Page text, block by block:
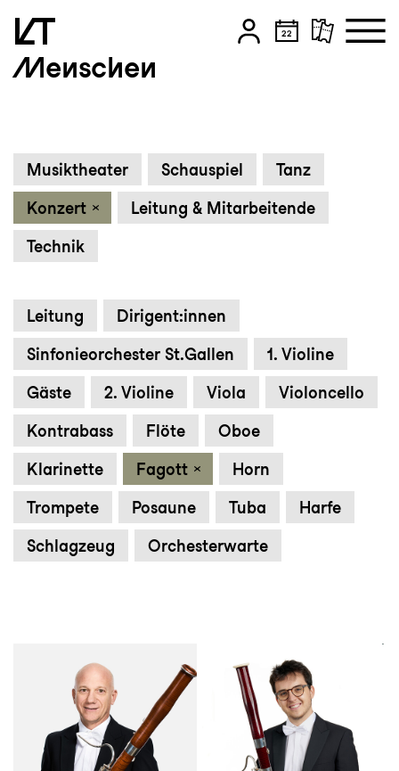
Menschen
Musiktheater Schauspiel Tanz
Konzert Leitung & Mitarbeitende
Technik
Leitung Dirigent:innen
Sinfonieorchester St.Gallen 1. Violine
Gäste 2. Violine Viola Violoncello
Kontrabass Flöte Oboe
Klarinette Fagott Horn
Trompete Posaune Tuba Harfe
Schlagzeug Orchesterwarte